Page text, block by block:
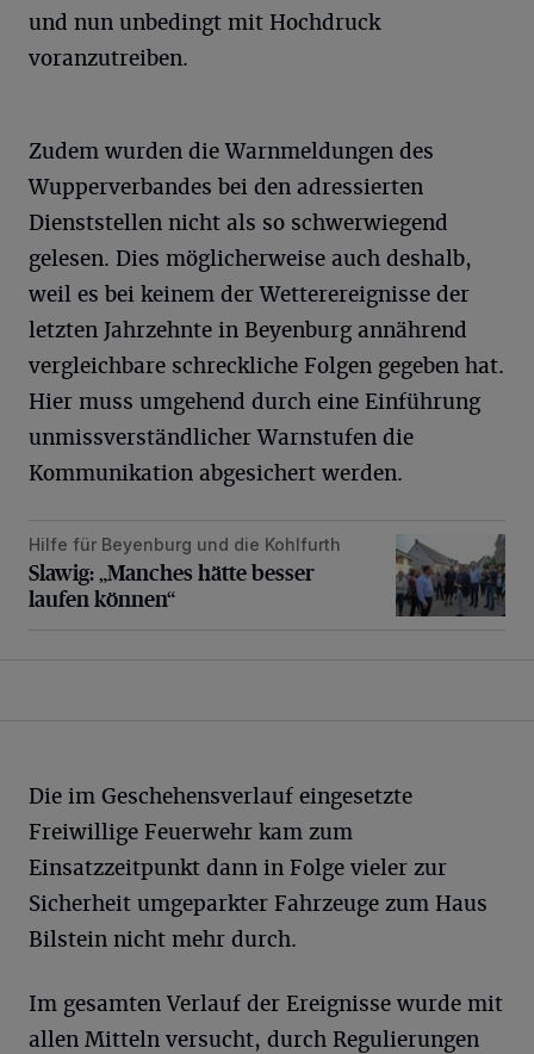
und nun unbedingt mit Hochdruck
voranzutreiben.
Zudem wurden die Warnmeldungen des
Wupperverbandes bei den adressierten
Dienststellen nicht als so schwerwiegend
gelesen. Dies möglicherweise auch deshalb,
weil es bei keinem der Wetterereignisse der
letzten Jahrzehnte in Beyenburg annährend
vergleichbare schreckliche Folgen gegeben hat.
Hier muss umgehend durch eine Einführung
unmissverständlicher Warnstufen die
Kommunikation abgesichert werden.
Slawig: „Manches hätte besser laufen können“
Hilfe für Beyenburg und die Kohlfurth
Slawig: „Manches hätte besser
laufen können“
Die im Geschehensverlauf eingesetzte
Freiwillige Feuerwehr kam zum
Einsatzzeitpunkt dann in Folge vieler zur
Sicherheit umgeparkter Fahrzeuge zum Haus
Bilstein nicht mehr durch.
Im gesamten Verlauf der Ereignisse wurde mit
allen Mitteln versucht, durch Regulierungen